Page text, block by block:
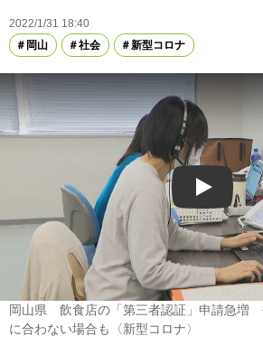
2022/1/31 18:40
岡山
社会 新型コロナ
Play
岡山県 飲食店の「第三者認証」申請急増
に合わない場合も〈新型コロナ〉